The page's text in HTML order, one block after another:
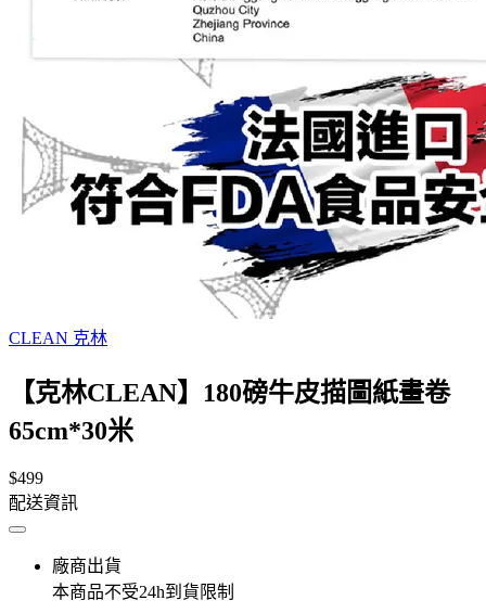
CLEAN 克林
【克林CLEAN】180磅牛皮描圖紙畫卷
65cm*30米
$499
配送資訊
廠商出貨
本商品不受24h到貨限制